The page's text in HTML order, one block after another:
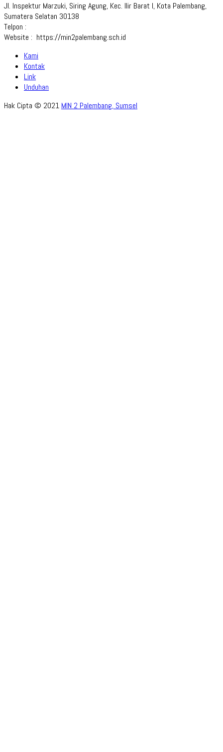
Jl. Inspektur Marzuki, Siring Agung, Kec. Ilir Barat I, Kota Palembang,
Sumatera Selatan 30138
Telpon :
Website : https://min2palembang.sch.id
Kami
Kontak
Link
Unduhan
Hak Cipta © 2021 MIN 2 Palembang, Sumsel